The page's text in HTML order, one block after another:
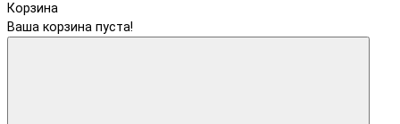
Корзина
Ваша корзина пуста!